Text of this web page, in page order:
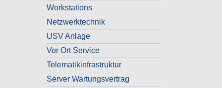
Workstations
Netzwerktechnik
USV Anlage
Vor Ort Service
Telematikinfrastruktur
Server Wartungsvertrag